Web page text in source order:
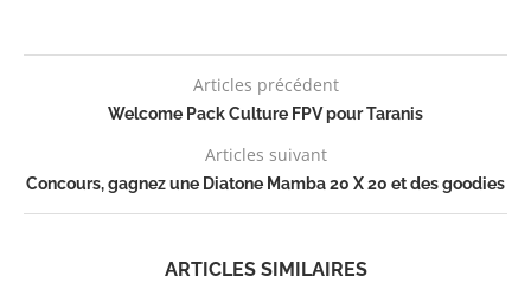
Articles précédent
Welcome Pack Culture FPV pour Taranis
Articles suivant
Concours, gagnez une Diatone Mamba 20 X 20 et des goodies
ARTICLES SIMILAIRES